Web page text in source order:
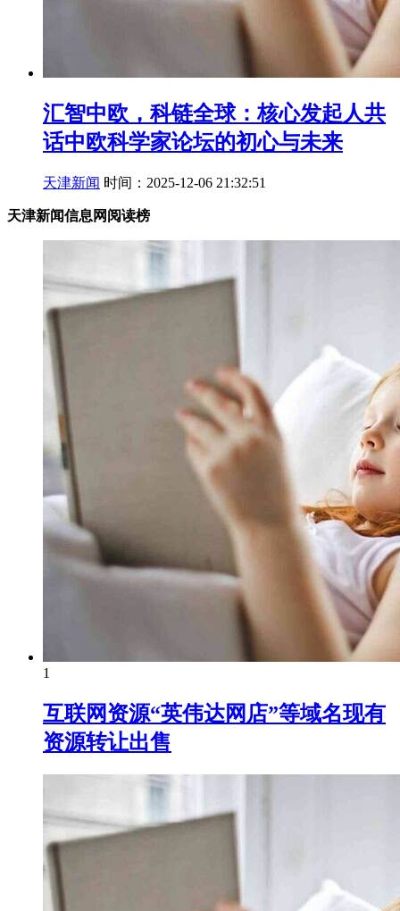
汇智中欧，科链全球：核心发起人共
话中欧科学家论坛的初心与未来
天津新闻 时间：2025-12-06 21:32:51
天津新闻信息网阅读榜
1
互联网资源“英伟达网店”等域名现有
资源转让出售